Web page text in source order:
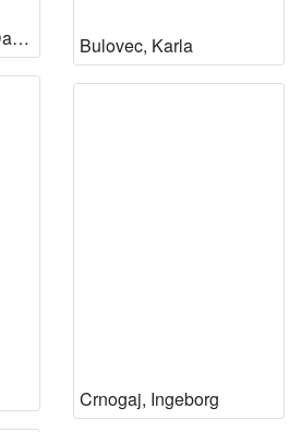
Broessler (Bresler), Danica Bulovec, Karla
Crnogaj, Ingeborg